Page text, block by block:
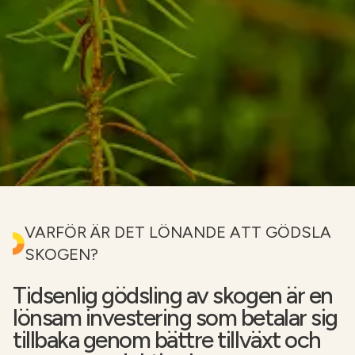
NÄTBUTIKEN
VARFÖR ÄR DET LÖNANDE ATT GÖDSLA
SKOGEN?
Tidsenlig gödsling av skogen är en
lönsam investering som betalar sig
tillbaka genom bättre tillväxt och